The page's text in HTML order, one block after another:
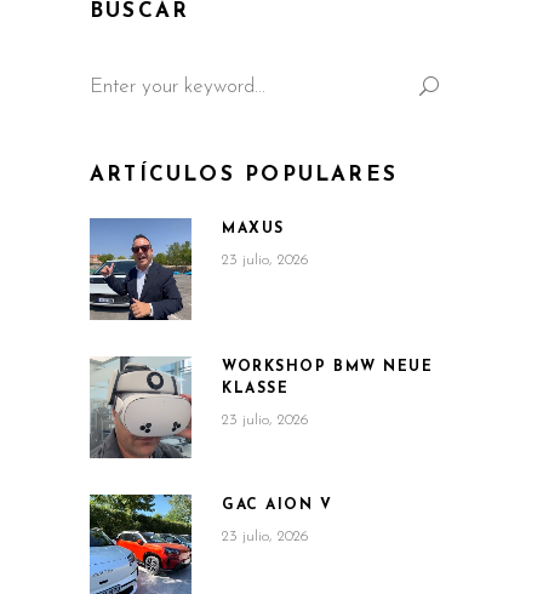
BUSCAR
for:
ARTÍCULOS POPULARES
MAXUS
23 julio, 2026
WORKSHOP BMW NEUE
KLASSE
23 julio, 2026
GAC AION V
23 julio, 2026